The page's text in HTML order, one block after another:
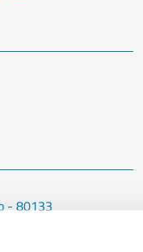
- 80133